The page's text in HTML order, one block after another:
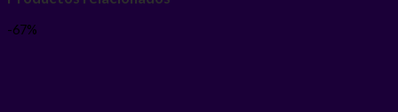
-67%